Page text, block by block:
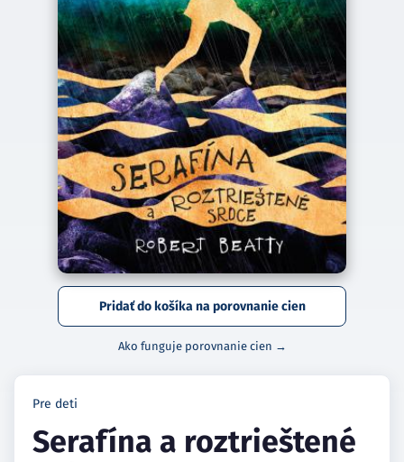
Pridať do košíka na porovnanie cien
Ako funguje porovnanie cien →
Pre deti
Serafína a roztrieštené